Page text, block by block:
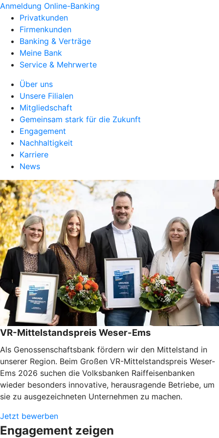
Anmeldung Online-Banking
Privatkunden
Firmenkunden
Banking & Verträge
Meine Bank
Service & Mehrwerte
Über uns
Unsere Filialen
Mitgliedschaft
Gemeinsam stark für die Zukunft
Engagement
Nachhaltigkeit
Karriere
News
VR-Mittelstandspreis Weser-Ems
Als Genossenschaftsbank fördern wir den Mittelstand in
unserer Region. Beim Großen VR-Mittelstandspreis Weser-
Ems 2026 suchen die Volksbanken Raiffeisenbanken
wieder besonders innovative, herausragende Betriebe, um
sie zu ausgezeichneten Unternehmen zu machen.
Jetzt bewerben
Engagement zeigen